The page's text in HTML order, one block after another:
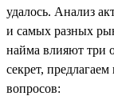
удалось. Анализ
и самых разных
найма влияют три
секрет,
вопросов: